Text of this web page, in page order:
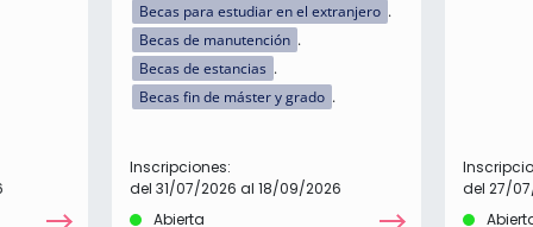
Becas para estudiar en el extranjero
Becas de manutención
Becas de estancias
Becas fin de máster y grado
Inscripciones:
del 31/07/2026 al 18/09/2026
Abierta
del 27/